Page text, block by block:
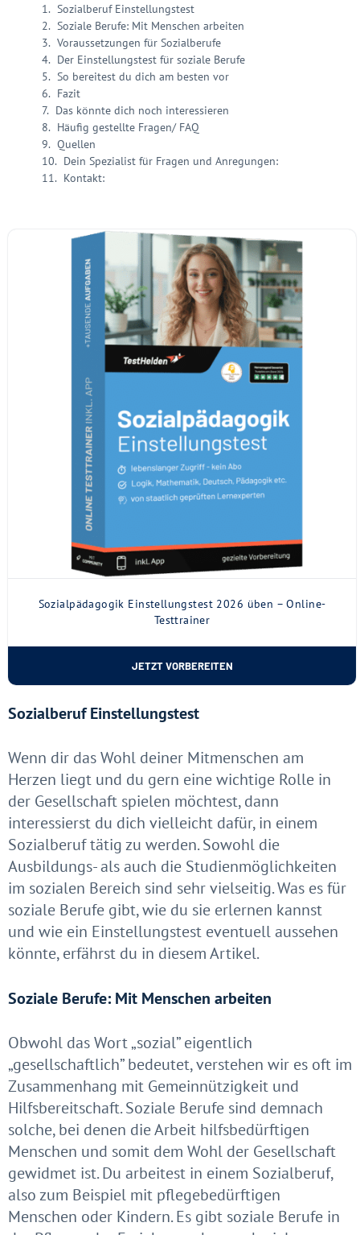
Sozialberuf Einstellungstest
Soziale Berufe: Mit Menschen arbeiten
Voraussetzungen für Sozialberufe
Der Einstellungstest für soziale Berufe
So bereitest du dich am besten vor
Fazit
Das könnte dich noch interessieren
Häufig gestellte Fragen/ FAQ
Quellen
Dein Spezialist für Fragen und Anregungen:
Kontakt:
Sozialpädagogik Einstellungstest 2026 üben – Online-
Testtrainer
JETZT VORBEREITEN
Sozialberuf Einstellungstest
Wenn dir das Wohl deiner Mitmenschen am
Herzen liegt und du gern eine wichtige Rolle in
der Gesellschaft spielen möchtest, dann
interessierst du dich vielleicht dafür, in einem
Sozialberuf tätig zu werden. Sowohl die
Ausbildungs- als auch die Studienmöglichkeiten
im sozialen Bereich sind sehr vielseitig. Was es für
soziale Berufe gibt, wie du sie erlernen kannst
und wie ein Einstellungstest eventuell aussehen
könnte, erfährst du in diesem Artikel.
Soziale Berufe: Mit Menschen arbeiten
Obwohl das Wort „sozial” eigentlich
„gesellschaftlich” bedeutet, verstehen wir es oft im
Zusammenhang mit Gemeinnützigkeit und
Hilfsbereitschaft. Soziale Berufe sind demnach
solche, bei denen die Arbeit hilfsbedürftigen
Menschen und somit dem Wohl der Gesellschaft
gewidmet ist. Du arbeitest in einem Sozialberuf,
also zum Beispiel mit pflegebedürftigen
Menschen oder Kindern. Es gibt soziale Berufe in